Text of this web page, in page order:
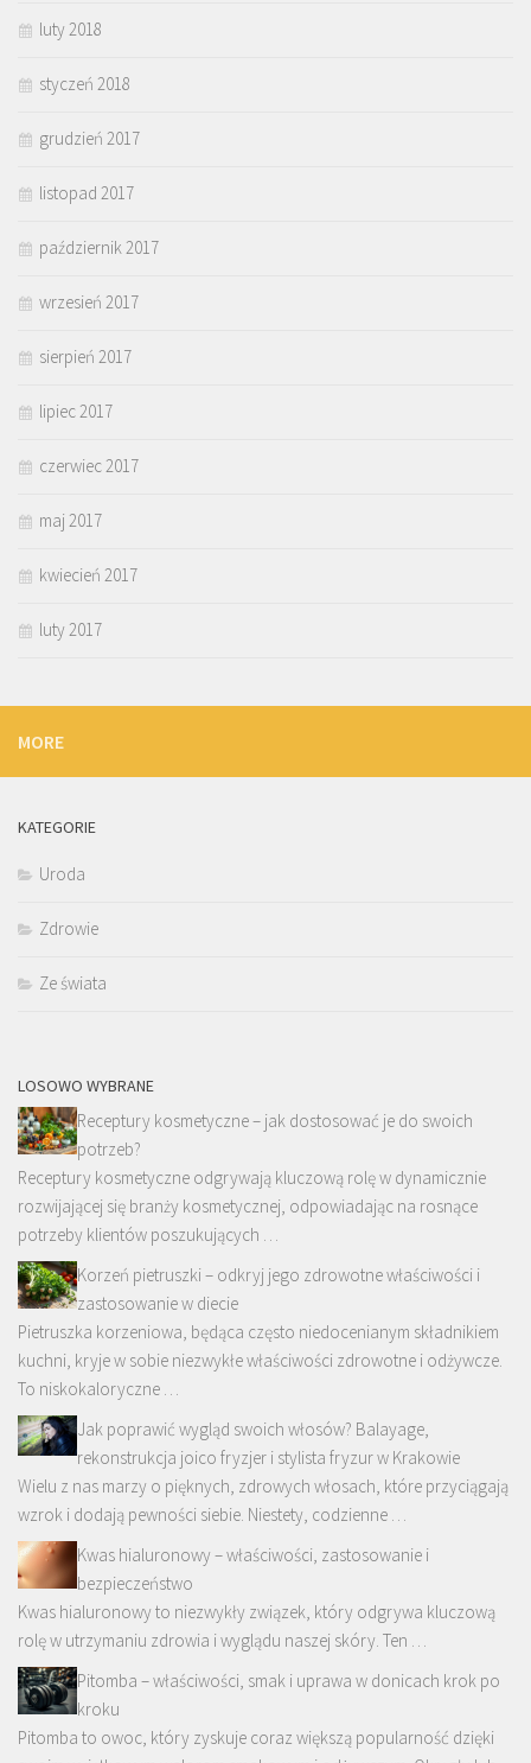
luty 2018
styczeń 2018
grudzień 2017
listopad 2017
październik 2017
wrzesień 2017
sierpień 2017
lipiec 2017
czerwiec 2017
maj 2017
kwiecień 2017
luty 2017
MORE
KATEGORIE
Uroda
Zdrowie
Ze świata
LOSOWO WYBRANE
Receptury kosmetyczne – jak dostosować je do swoich
potrzeb?
Receptury kosmetyczne odgrywają kluczową rolę w dynamicznie
rozwijającej się branży kosmetycznej, odpowiadając na rosnące
potrzeby klientów poszukujących …
Korzeń pietruszki – odkryj jego zdrowotne właściwości i
zastosowanie w diecie
Pietruszka korzeniowa, będąca często niedocenianym składnikiem
kuchni, kryje w sobie niezwykłe właściwości zdrowotne i odżywcze.
To niskokaloryczne …
Jak poprawić wygląd swoich włosów? Balayage,
rekonstrukcja joico fryzjer i stylista fryzur w Krakowie
Wielu z nas marzy o pięknych, zdrowych włosach, które przyciągają
wzrok i dodają pewności siebie. Niestety, codzienne …
Kwas hialuronowy – właściwości, zastosowanie i
bezpieczeństwo
Kwas hialuronowy to niezwykły związek, który odgrywa kluczową
rolę w utrzymaniu zdrowia i wyglądu naszej skóry. Ten …
Pitomba – właściwości, smak i uprawa w donicach krok po
kroku
Pitomba to owoc, który zyskuje coraz większą popularność dzięki